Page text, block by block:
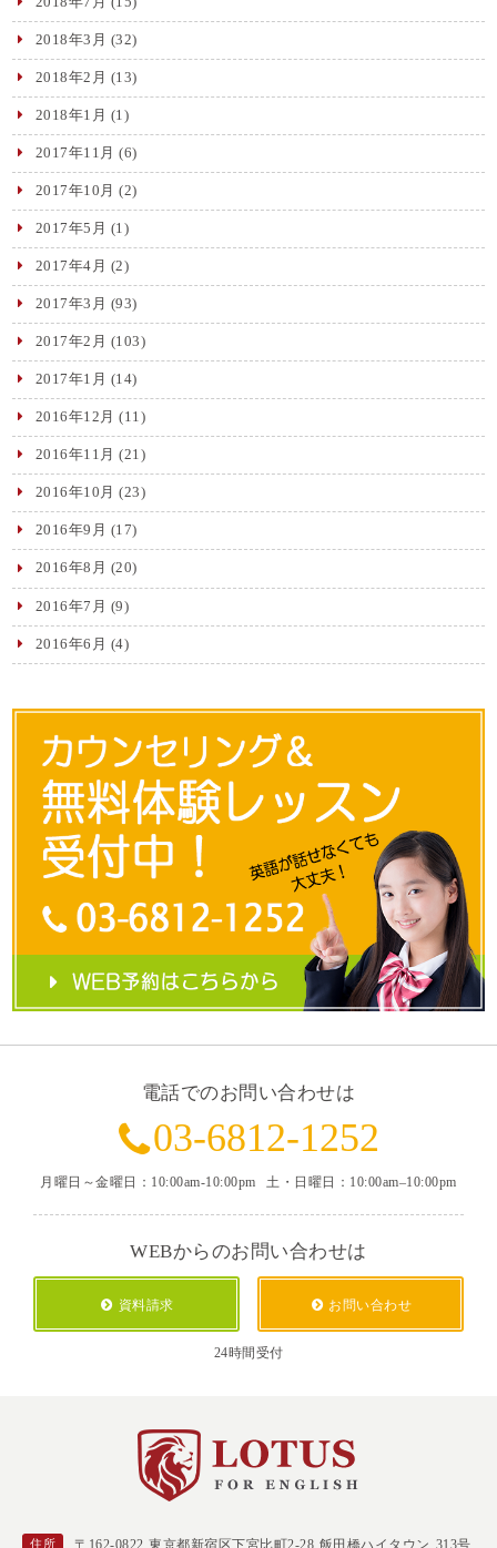
2018年3月 (32)
2018年2月 (13)
2018年1月 (1)
2017年11月 (6)
2017年10月 (2)
2017年5月 (1)
2017年4月 (2)
2017年3月 (93)
2017年2月 (103)
2017年1月 (14)
2016年12月 (11)
2016年11月 (21)
2016年10月 (23)
2016年9月 (17)
2016年8月 (20)
2016年7月 (9)
2016年6月 (4)
電話でのお問い合わせは
03-6812-1252
月曜日～金曜日：10:00am-10:00pm土・日曜日：10:00am–10:00pm
WEBからのお問い合わせは
資料請求 お問い合わせ
24時間受付
住所 〒162-0822 東京都新宿区下宮比町2-28 飯田橋ハイタウン 313号